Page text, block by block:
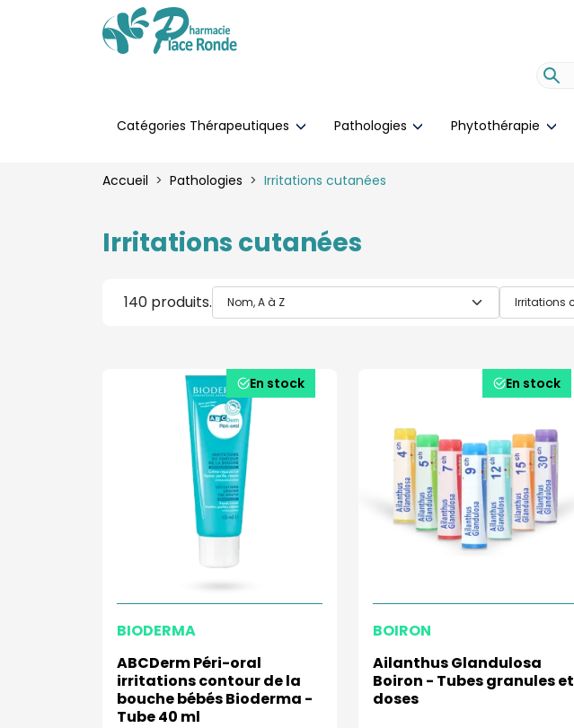
Catégories Thérapeutiques Pathologies Phytothérapie
Accueil Pathologies Irritations cutanées
Irritations cutanées
140 produits.
En stock
BIODERMA
ABCDerm Péri-oral
irritations contour de la
bouche bébés Bioderma -
Tube 40 ml
En stock
BOIRON
Ailanthus Glandulosa
Boiron - Tubes granules et
doses